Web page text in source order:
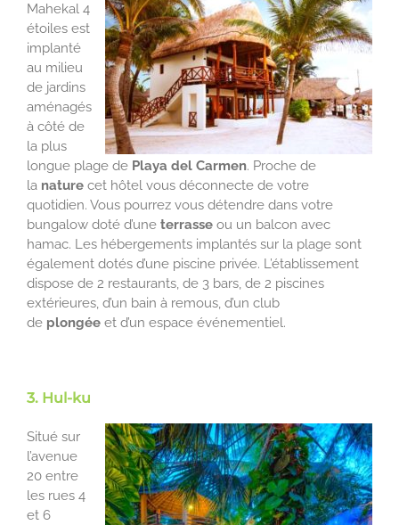
Mahekal 4
étoiles est
implanté
au milieu
de jardins
aménagés
à côté de
la plus
longue plage de Playa del Carmen. Proche de
la nature cet hôtel vous déconnecte de votre
quotidien. Vous pourrez vous détendre dans votre
bungalow doté d’une terrasse ou un balcon avec
hamac. Les hébergements implantés sur la plage sont
également dotés d’une piscine privée. L’établissement
dispose de 2 restaurants, de 3 bars, de 2 piscines
extérieures, d’un bain à remous, d’un club
de plongée et d’un espace événementiel.
3. Hul-ku
Situé sur
l’avenue
20 entre
les rues 4
et 6